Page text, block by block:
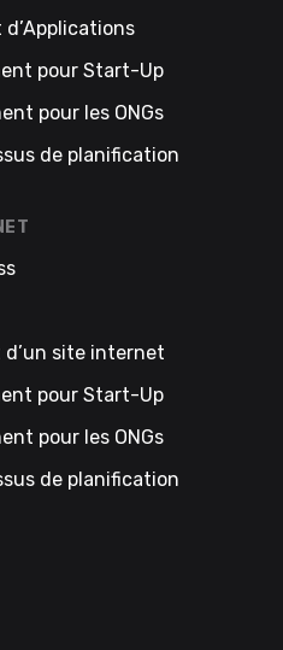
pour Start-Up
pour les ONGs
de planification
site internet
pour Start-Up
pour les ONGs
de planification